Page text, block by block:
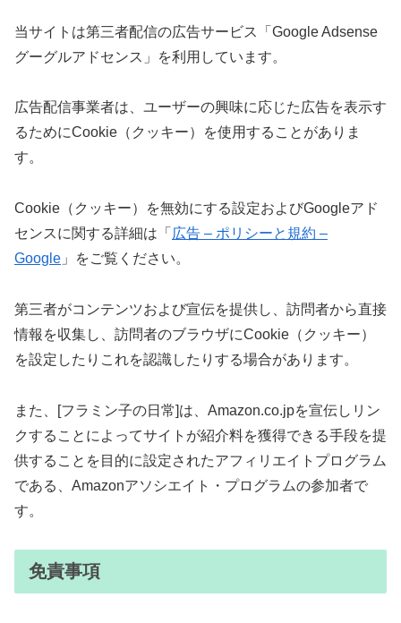
当サイトは第三者配信の広告サービス「Google Adsense
グーグルアドセンス」を利用しています。
広告配信事業者は、ユーザーの興味に応じた広告を表示す
るためにCookie（クッキー）を使用することがありま
す。
Cookie（クッキー）を無効にする設定およびGoogleアド
センスに関する詳細は「 広告 – ポリシーと規約 –
Google 」をご覧ください。
第三者がコンテンツおよび宣伝を提供し、訪問者から直接
情報を収集し、訪問者のブラウザにCookie（クッキー）
を設定したりこれを認識したりする場合があります。
また、[フラミン子の日常]は、Amazon.co.jpを宣伝しリン
クすることによってサイトが紹介料を獲得できる手段を提
供することを目的に設定されたアフィリエイトプログラム
である、Amazonアソシエイト・プログラムの参加者で
す。
免責事項